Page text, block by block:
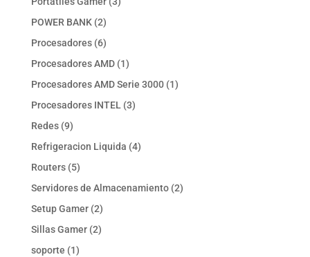
POWER BANK 22
productos
Procesadores 66
productos
Procesadores AMD 11
producto
Procesadores AMD Serie 3000 11
Procesadores INTEL 33
Redes 99
productos
Refrigeracion Liquida 44
Routers 55
productos
Servidores de Almacenamiento 22
Setup Gamer 22
productos
Sillas Gamer 22
soporte 11